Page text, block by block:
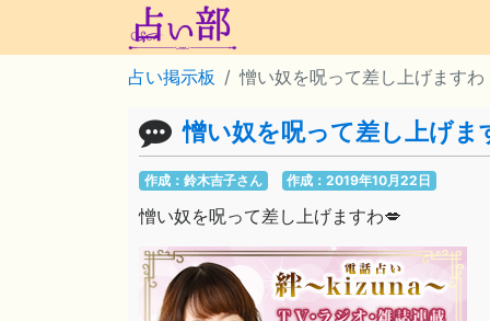
占い掲示板 憎い奴を呪って差し上げますわ
憎い奴を呪って差し上げま
作成：鈴木吉子さん 作成：2019年10月22日
憎い奴を呪って差し上げますわ💋